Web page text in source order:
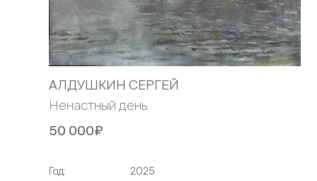
АЛДУШКИН СЕРГЕЙ
Ненастный день
50 000₽
Год:
2025